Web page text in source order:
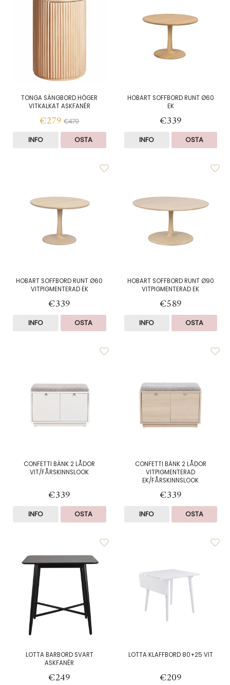
TONGA SÄNGBORD HÖGER
VITKALKAT ASKFANÉR
€279 €479
INFO OSTA
HOBART SOFFBORD RUNT Ø60
EK
€339
INFO OSTA
HOBART SOFFBORD RUNT Ø60
VITPIGMENTERAD EK
€339
INFO OSTA
HOBART SOFFBORD RUNT Ø90
VITPIGMENTERAD EK
€589
INFO OSTA
CONFETTI BÄNK 2 LÅDOR
VIT/FÅRSKINNSLOOK
€339
INFO OSTA
CONFETTI BÄNK 2 LÅDOR
VITPIGMENTERAD
EK/FÅRSKINNSLOOK
€339
INFO OSTA
LOTTA BARBORD SVART
ASKFANÉR
€249
LOTTA KLAFFBORD 80+25 VIT
€209